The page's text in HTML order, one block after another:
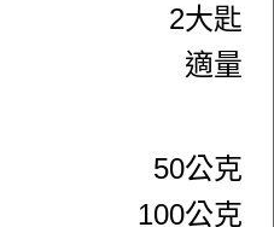
2大匙
適量
50公克
100公克